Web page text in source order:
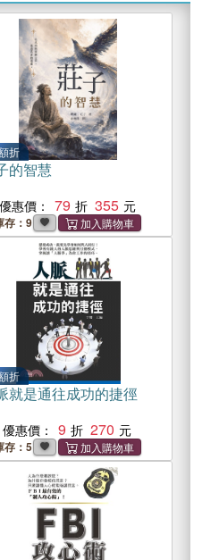
折
的智慧
優惠價： 79 355
存：9
折
就是通往成功的捷徑
優惠價： 9 270
存：5